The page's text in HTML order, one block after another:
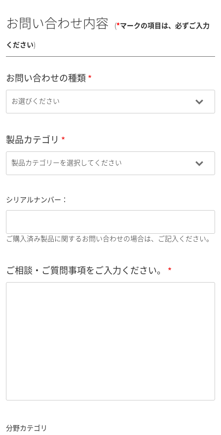
お問い合わせ内容 (*マークの項目は、必ずご入力
ください)
お問い合わせの種類
製品カテゴリ
シリアルナンバー：
ご購入済み製品に関するお問い合わせの場合は、ご記入ください。
ご相談・ご質問事項をご入力ください。
分野カテゴリ